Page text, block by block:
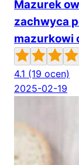
Mazurek
zachwyca
mazurkowi
4.1 (19 ocen)
2025-02-19